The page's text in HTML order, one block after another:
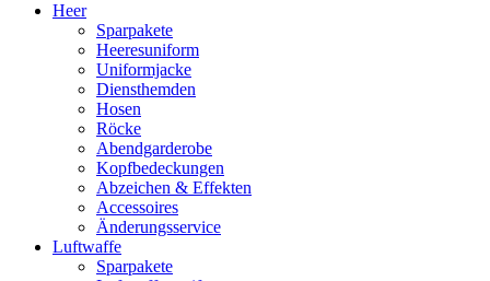
Heer
Sparpakete
Heeresuniform
Uniformjacke
Diensthemden
Hosen
Röcke
Abendgarderobe
Kopfbedeckungen
Abzeichen & Effekten
Accessoires
Änderungsservice
Luftwaffe
Sparpakete